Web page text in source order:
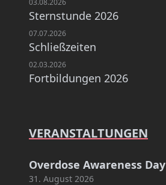
03.08.2026
Sternstunde 2026
07.07.2026
Schließzeiten
02.03.2026
Fortbildungen 2026
VERANSTALTUNGEN
Overdose Awareness Day
31. August 2026